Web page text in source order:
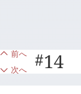
#14
前へ
次へ